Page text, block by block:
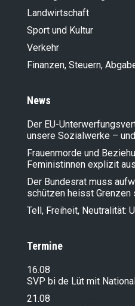
Landwirt­schaft
Sport und Kultur
Verkehr
Finanzen, Steuern,
News
Der EU-
unsere Sozialwerke –
Frauenmorde und
Feministinnen explizit
Der Bundesrat muss
schützen heisst Grenzen
Tell, Freiheit, Neutralität:
Termine
16.08
SVP bi de Lüt mit
21.08